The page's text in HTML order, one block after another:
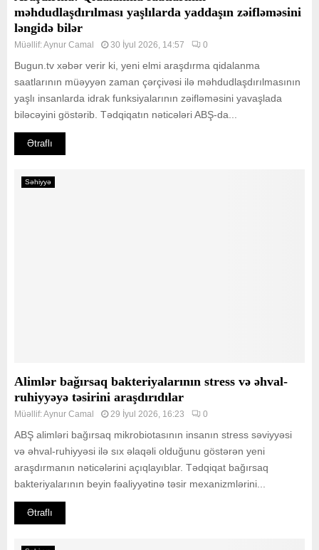
məhdudlaşdırılması yaşlılarda yaddaşın zəifləməsini
ləngidə bilər
Müəllif:Aynur Camal 30 İyul 2026, 14:57 0
Bugun.tv xəbər verir ki, yeni elmi araşdırma qidalanma
saatlarının müəyyən zaman çərçivəsi ilə məhdudlaşdırılmasının
yaşlı insanlarda idrak funksiyalarının zəifləməsini yavaşlada
biləcəyini göstərib. Tədqiqatın nəticələri ABŞ-da...
Ətraflı
Səhiyyə
Alimlər bağırsaq bakteriyalarının stress və əhval-
ruhiyyəyə təsirini araşdırıdılar
Müəllif:Aynur Camal 29 İyul 2026, 16:23 0
ABŞ alimləri bağırsaq mikrobiotasının insanın stress səviyyəsi
və əhval-ruhiyyəsi ilə sıx əlaqəli olduğunu göstərən yeni
araşdırmanın nəticələrini açıqlayıblar. Tədqiqat bağırsaq
bakteriyalarının beyin fəaliyyətinə təsir mexanizmlərini...
Ətraflı